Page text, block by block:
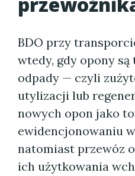
BDO przy
wtedy, gdy opony
odpady — czyli
utylizacji lub
nowych opon jako
ewidencjonowaniu
natomiast przewóz
ich użytkowania